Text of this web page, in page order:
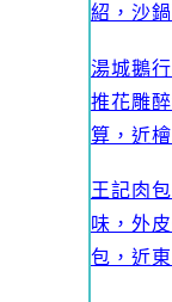
紹，沙
湯城鵝
推花雕
算，近
王記肉
味，外
包，近